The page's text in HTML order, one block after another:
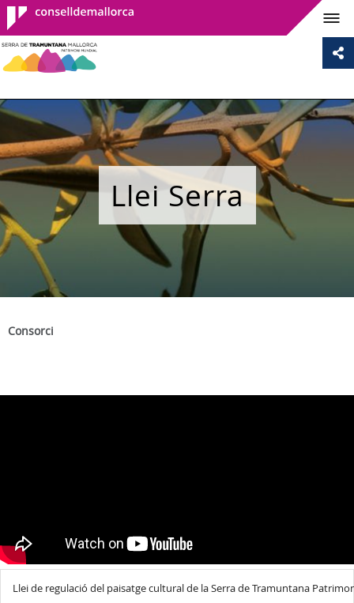
Consell de
Mallorca
Llei Serra
Consorci
Llei de regulació del paisatge cultural de la Serra de Tramuntana